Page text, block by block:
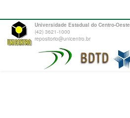
Universidade Estadual do Centro-Oeste
(42) 3621-1000
repositorio@unicentro.br